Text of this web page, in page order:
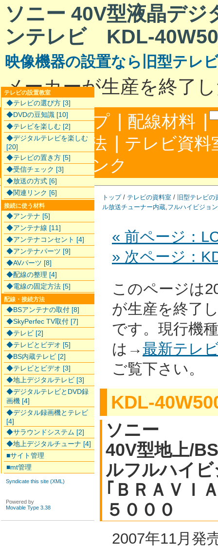
ソニー 40V型液晶デジ
ンテレビ KDL-
映像機器の設置なら旧型テレ
メーカーが生産を終了
サイトマップ | 配線材料 |
配線接続方法 | テレビ資料
合わせ|リンク
トップ/ テレビの資料室 / 旧型テレビの
ル放送チューナー内蔵,フルハイビジョ
« 前ページ：
» 次ページ：
このページは
が生産を終了
です。現行機
は→最新テレ
ご覧下さい。
KDL-
ソニー
40V型地上/
ルフルハイ
｢ＢＲＡＶＩ
５０００
2007年11月発
テレビの設置教室
◆テレビの選び方 [3]
◆DVDの豆知識 [10]
◆テレビを楽しむ [2]
◆デジタルテレビを楽しむ
[20]
◆テレビの置き方 [5]
◆受信チェック [3]
◆放送の方式 [6]
◆関連リンク [6]
接続に使う材料
◆アンテナ [5]
◆アンテナ線 [11]
◆アンテナコンセント [4]
◆アンテナパーツ [9]
◆AVパーツ [8]
◆配線の整理 [4]
◆電線の固定方法 [5]
配線・接続方法
◆BSアンテナの取付 [8]
◆SkyPerfec TV取付 [7]
◆テレビ [2]
◆テレビとビデオ [5]
◆BS内蔵テレビ [2]
◆テレビとビデオ [3]
◆地上デジタルテレビ [3]
◆デジタルテレビとDVD録
画機 [4]
◆デジタル録画機とテレビ
[4]
◆サラウンドシステム [2]
◆地上デジタルチューナ [4]
■サイト管理
■mt管理
Syndicate this site (XML)
Powered by
Movable Type 3.38